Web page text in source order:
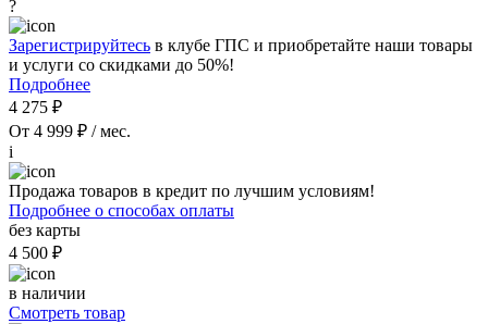
?
Зарегистрируйтесь в клубе ГПС и приобретайте наши товары
и услуги со скидками до 50%!
Подробнее
4 275 ₽
От 4 999 ₽ / мес.
i
Продажа товаров в кредит по лучшим условиям!
Подробнее о способах оплаты
без карты
4 500 ₽
в наличии
Смотреть товар